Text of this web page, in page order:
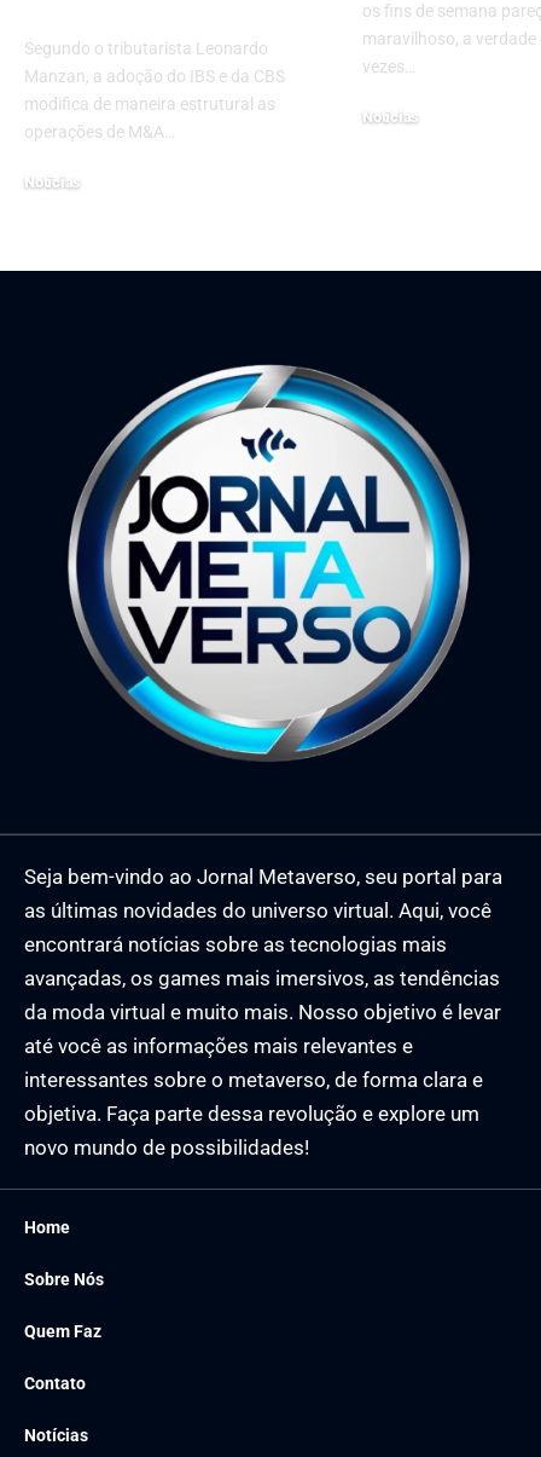
Segundo o tributarista Leonardo
Manzan, a adoção do IBS e da CBS
modifica de maneira estrutural as
operações de M&A…
Notícias
os fins de semana
maravilhoso, a verdade
vezes…
Notícias
Seja bem-vindo ao Jornal Metaverso, seu portal para
as últimas novidades do universo virtual. Aqui, você
encontrará notícias sobre as tecnologias mais
avançadas, os games mais imersivos, as tendências
da moda virtual e muito mais. Nosso objetivo é levar
até você as informações mais relevantes e
interessantes sobre o metaverso, de forma clara e
objetiva. Faça parte dessa revolução e explore um
novo mundo de possibilidades!
Home
Sobre Nós
Quem Faz
Contato
Notícias